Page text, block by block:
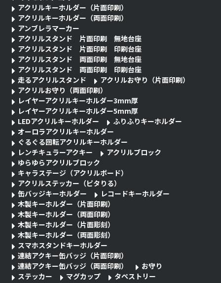
アクリルキーホルダー（片面印刷）
アクリルキーホルダー（両面印刷）
アンブレラマーカー
アクリルスタンド 片面印刷 無地台座
アクリルスタンド 片面印刷 印刷台座
アクリルスタンド 両面印刷 無地台座
アクリルスタンド 両面印刷 印刷台座
走るアクリルスタンド
アクリルお守り（片面印刷）
アクリルお守り（両面印刷）
レイヤーアクリルキーホルダー3mm厚
レイヤーアクリルキーホルダー5mm厚
LEDアクリルキーホルダー
ふりふりキーホルダー
オーロラアクリルキーホルダー
ぐるぐる回転アクリルキーホルダー
レンチキュラーアクキー
アクリルブロック
ゆらゆらアクリルブロック
キャラステージ（アクリルボード）
アクリルステッカー（ピタりる）
缶バッジキーホルダー
レコードキーホルダー
木製キーホルダー（片面印刷）
木製キーホルダー（両面印刷）
木製キーホルダー（片面彫刻）
木製キーホルダー（両面彫刻）
スマホスタンドキーホルダー
連結アクキー缶バッジ（片面印刷）
連結アクキー缶バッジ（両面印刷）
お守り
ステッカー
マグカップ
タペストリー